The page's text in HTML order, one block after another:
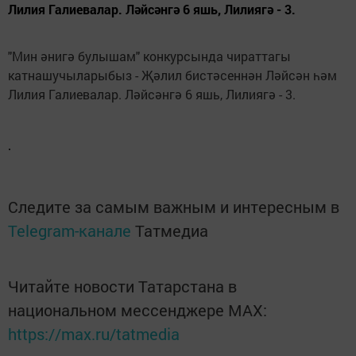
Лилия Галиевалар. Ләйсәнгә 6 яшь, Лилиягә - 3.
"Мин әнигә булышам" конкурсында чираттагы
катнашучыларыбыз - Җәлил бистәсеннән Ләйсән һәм
Лилия Галиевалар. Ләйсәнгә 6 яшь, Лилиягә - 3.
Следите за самым важным и интересным в
Telegram-канале Татмедиа
Читайте новости Татарстана в
национальном мессенджере MАХ:
https://max.ru/tatmedia